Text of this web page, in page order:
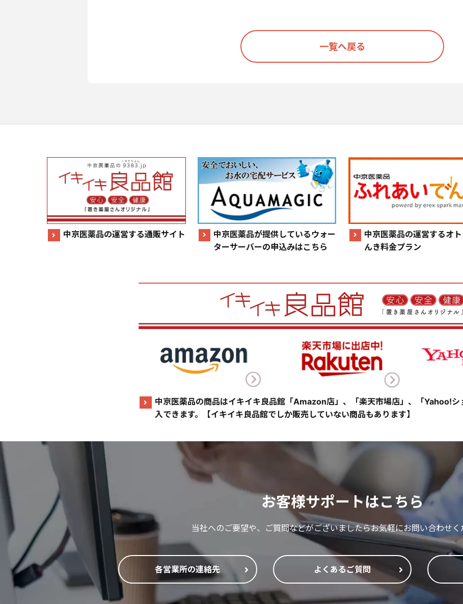
一覧へ戻る
中京医薬品の運営する通販サイト
中京医薬品が提供しているウォー
ターサーバーの申込みはこちら
中京医薬品の運営するオ
んき料金プラン
中京医薬品の商品はイキイキ良品館「Amazon店」、「楽天市場店」、「Yahoo!シ
入できます。【イキイキ良品館でしか販売していない商品もあります】
お客様サポートはこちら
当社へのご要望や、ご質問などがございましたらお気軽にお問い合わせく
各営業所の連絡先 よくあるご質問